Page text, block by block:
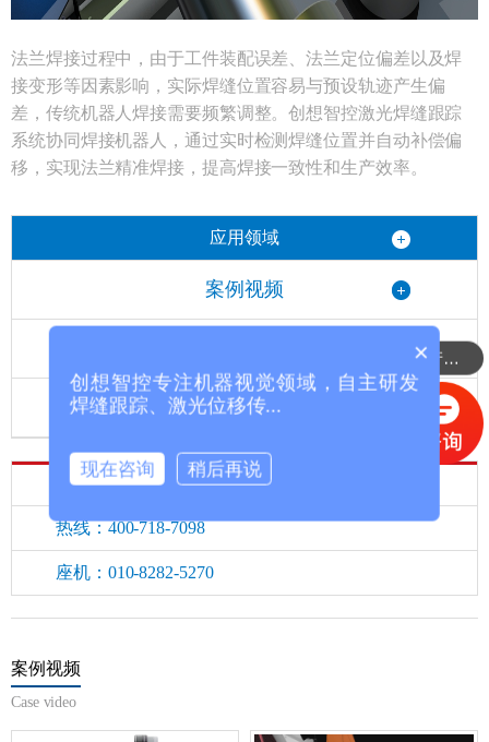
法兰焊接过程中，由于工件装配误差、法兰定位偏差以及焊
接变形等因素影响，实际焊缝位置容易与预设轨迹产生偏
差，传统机器人焊接需要频繁调整。创想智控激光焊缝跟踪
系统协同焊接机器人，通过实时检测焊缝位置并自动补偿偏
移，实现法兰精准焊接，提高焊接一致性和生产效率。
应用领域
案例视频
产品手册案例
手机：18911522201
热线：400-718-7098
座机：010-8282-5270
案例视频
Case video
可以介绍下你们的产品么？
×
创想智控专注机器视觉领域，自主研发
焊缝跟踪、激光位移传...
现在咨询 稍后再说